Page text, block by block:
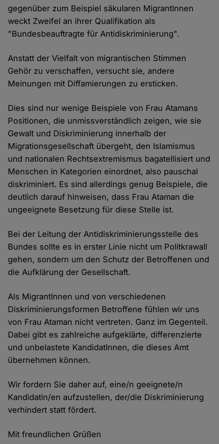
gegenüber zum Beispiel säkularen MigrantInnen
weckt Zweifel an ihrer Qualifikation als
"Bundesbeauftragte für Antidiskriminierung".
Anstatt der Vielfalt von migrantischen Stimmen
Gehör zu verschaffen, versucht sie, andere
Meinungen mit Diffamierungen zu ersticken.
Dies sind nur wenige Beispiele von Frau Atamans
Positionen, die unmissverständlich zeigen, wie sie
Gewalt und Diskriminierung innerhalb der
Migrationsgesellschaft übergeht, den Islamismus
und nationalen Rechtsextremismus bagatellisiert und
Menschen in Kategorien einordnet, also pauschal
diskriminiert. Es sind allerdings genug Beispiele, die
deutlich darauf hinweisen, dass Frau Ataman die
ungeeignete Besetzung für diese Stelle ist.
Bei der Leitung der Antidiskriminierungsstelle des
Bundes sollte es in erster Linie nicht um Politkrawall
gehen, sondern um den Schutz der Betroffenen und
die Aufklärung der Gesellschaft.
Als MigrantInnen und von verschiedenen
Diskriminierungsformen Betroffene fühlen wir uns
von Frau Ataman nicht vertreten. Ganz im Gegenteil.
Dabei gibt es zahlreiche aufgeklärte, differenzierte
und unbelastete KandidatInnen, die dieses Amt
übernehmen können.
Wir fordern Sie daher auf, eine/n geeignete/n
Kandidatin/en aufzustellen, der/die Diskriminierung
verhindert statt fördert.
Mit freundlichen Grüßen